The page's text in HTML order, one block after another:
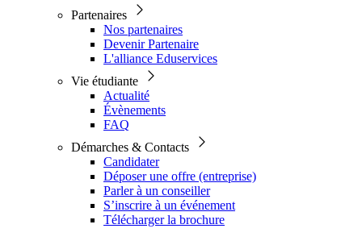
Partenaires
Nos partenaires
Devenir Partenaire
L'alliance Eduservices
Vie étudiante
Actualité
Évènements
FAQ
Démarches & Contacts
Candidater
Déposer une offre (entreprise)
Parler à un conseiller
S’inscrire à un événement
Télécharger la brochure